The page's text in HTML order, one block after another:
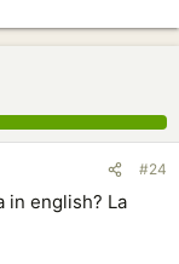
#24
in english? La